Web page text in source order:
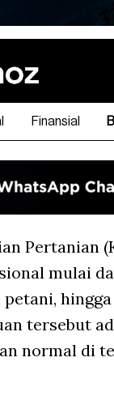
Finansial
Pertanian
mulai
tersebut
normal di